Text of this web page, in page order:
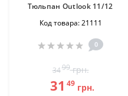
Тюльпан Outlook 11/12
Код товара: 21111
0
3499грн.
31 49грн.